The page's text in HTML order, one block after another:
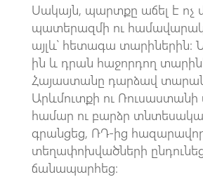
Սակայն, պարտքը աճել է ոչ
պատերազմի ու
այլև՝ հետագա տարիներին։
ին և դրան հաջորդող
Հայաստանը դարձավ
Արևմուտքի ու
համար ու բարձր
գրանցեց, ՌԴ-ից
տեղափոխվածների ընդունեց
ճանապարհեց։